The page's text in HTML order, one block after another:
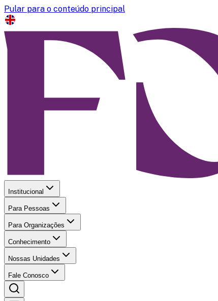
Pular para o conteúdo principal
Institucional
Para Pessoas
Para Organizações
Conhecimento
Nossas Unidades
Fale Conosco